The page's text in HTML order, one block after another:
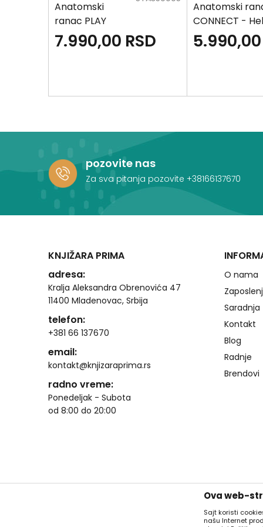
Anatomski
ranac PLAY
Maxx - K-POP
7.990,00 RSD
Anatomski
CONNECT -
5.990,00
pozovite nas
Za sva pitanja pozovite +38166137670
KNJIŽARA PRIMA
adresa:
Kralja Aleksandra Obrenovića 47
11400 Mladenovac, Srbija
telefon:
+381 66 137670
email:
kontakt@knjizaraprima.rs
radno vreme:
Ponedeljak - Subota
od 8:00 do 20:00
O nama
Saradnja
Kontakt
Blog
Radnje
Brendovi
Ova web-
Sajt koristi
našu Internet